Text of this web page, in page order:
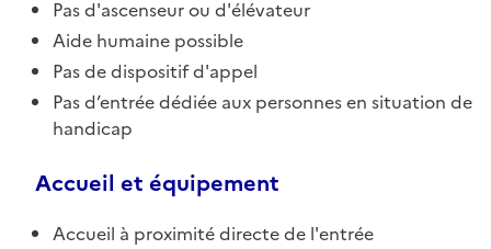
Pas d'ascenseur ou d'élévateur
Aide humaine possible
Pas de dispositif d'appel
Pas d’entrée dédiée aux personnes en situation de
handicap
Accueil et équipement
Accueil à proximité directe de l'entrée